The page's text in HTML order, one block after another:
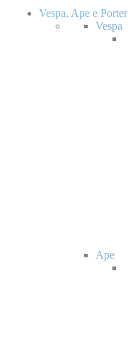
Vespa, Ape e Porter
Vespa
Ape